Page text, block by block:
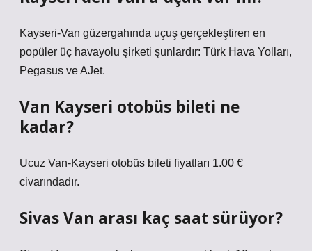
Kayseri-Van güzergahında uçuş gerçekleştiren en
popüler üç havayolu şirketi şunlardır: Türk Hava Yolları,
Pegasus ve AJet.
Van Kayseri otobüs bileti ne
kadar?
Ucuz Van-Kayseri otobüs bileti fiyatları 1.00 €
civarındadır.
Sivas Van arası kaç saat sürüyor?